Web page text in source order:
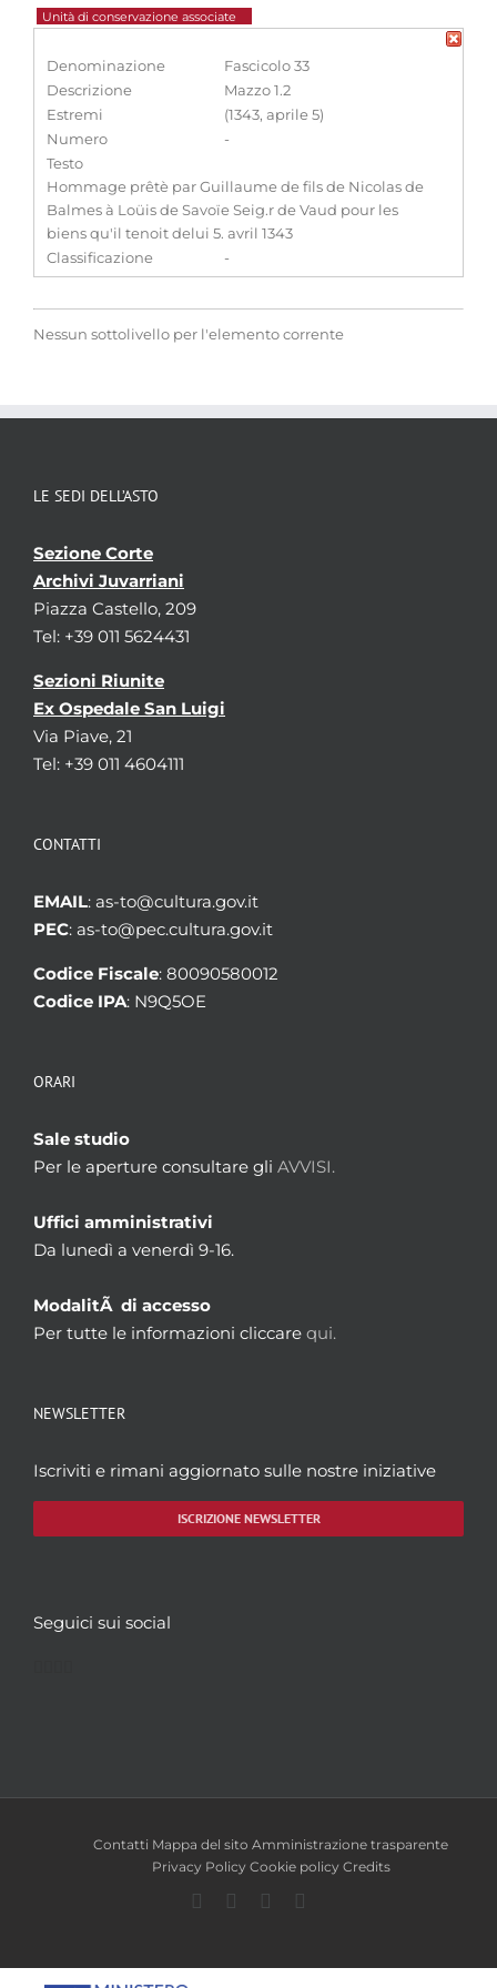
Unità di conservazione associate
Denominazione
Fascicolo 33
Descrizione
Mazzo 1.2
Estremi
(1343, aprile 5)
Numero
-
Testo
Hommage prêtè par Guillaume de fils de Nicolas de
Balmes à Loüis de Savoïe Seig.r de Vaud pour les
biens qu'il tenoit delui 5. avril 1343
Classificazione
-
Nessun sottolivello per l'elemento corrente
LE SEDI DELL’ASTO
Sezione Corte
Archivi Juvarriani
Piazza Castello, 209
Tel: +39 011 5624431
Sezioni Riunite
Ex Ospedale San Luigi
Via Piave, 21
Tel: +39 011 4604111
CONTATTI
EMAIL: as-to@cultura.gov.it
PEC: as-to@pec.cultura.gov.it
Codice Fiscale: 80090580012
Codice IPA: N9Q5OE
ORARI
Sale studio
Per le aperture consultare gli AVVISI.
Uffici amministrativi
Da lunedì a venerdì 9-16.
ModalitÃ di accesso
Per tutte le informazioni cliccare qui.
NEWSLETTER
Iscriviti e rimani aggiornato sulle nostre iniziative
ISCRIZIONE NEWSLETTER
Seguici sui social
Contatti Mappa del sito Amministrazione trasparente
Privacy Policy Cookie policy Credits
Facebook
TwitterYouTube